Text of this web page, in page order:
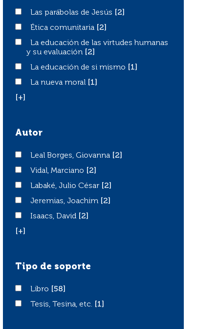
Las parábolas de Jesús
Las parábolas de Jesús
[2]
Ética comunitaria
Ética comunitaria
[2]
La educación de las virtudes humanas y su evaluación
La educación de las virtudes humanas
y su evaluación
[2]
La educación de si mismo
La educación de si mismo
[1]
La nueva moral
La nueva moral
[1]
[+]
Autor
Leal Borges, Giovanna
Leal Borges, Giovanna
[2]
Vidal, Marciano
Vidal, Marciano
[2]
Labaké, Julio César
Labaké, Julio César
[2]
Jeremias, Joachim
Jeremias, Joachim
[2]
Isaacs, David
Isaacs, David
[2]
[+]
Tipo de soporte
LibroLibro
[58]
Tesis, Tesina, etc.
Tesis, Tesina, etc. [1]